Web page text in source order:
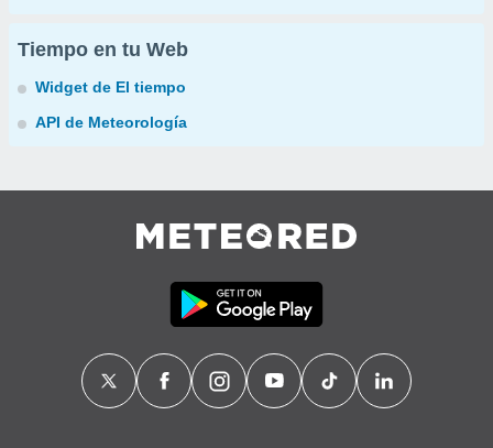
Tiempo en tu Web
Widget de El tiempo
API de Meteorología